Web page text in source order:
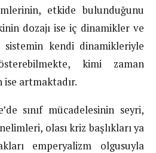
etkide bulunduğunu
dozajı ise iç dinamikler ve
sistemin kendi dinamikleriyle
kimi zaman
artmaktadır.
sınıf mücadelesinin seyri,
olası kriz başlıkları ya
emperyalizm olgusuyla